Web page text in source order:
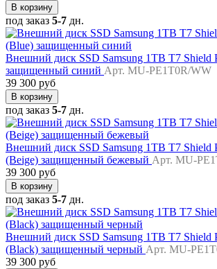
В корзину
под заказ 5-7 дн.
Внешний диск SSD Samsung 1TB T7 Shield
защищенный синий Арт. MU-PE1T0R/WW
39 300 руб
В корзину
под заказ 5-7 дн.
Внешний диск SSD Samsung 1TB T7 Shield
(Beige) защищенный бежевый Арт. MU-
39 300 руб
В корзину
под заказ 5-7 дн.
Внешний диск SSD Samsung 1TB T7 Shield
(Black) защищенный черный Арт. MU-
39 300 руб